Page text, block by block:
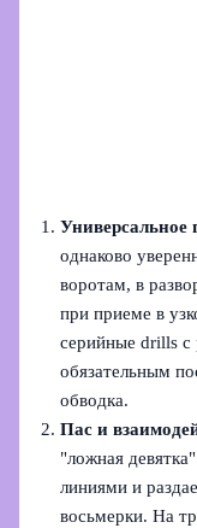
Универсальное
однаково
воротам, в
при приеме в
серийные drills с
обязательным
обводка.
Пас и
"ложная
линиями и
восьмерки. На